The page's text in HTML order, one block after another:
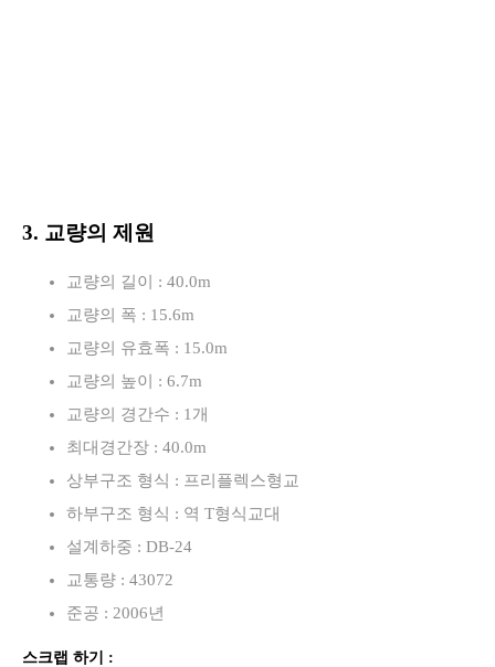
3. 교량의 제원
교량의 길이 : 40.0m
교량의 폭 : 15.6m
교량의 유효폭 : 15.0m
교량의 높이 : 6.7m
교량의 경간수 : 1개
최대경간장 : 40.0m
상부구조 형식 : 프리플렉스형교
하부구조 형식 : 역 T형식교대
설계하중 : DB-24
교통량 : 43072
준공 : 2006년
스크랩 하기 :